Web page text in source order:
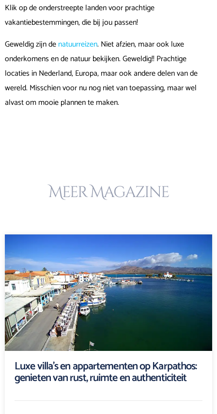
Klik op de onderstreepte landen voor prachtige
vakantiebestemmingen, die bij jou passen!
Geweldig zijn denatuurreizen. Niet afzien, maar ook luxe
onderkomens en de natuur bekijken. Geweldig!! Prachtige
locaties in Nederland, Europa, maar ook andere delen van de
wereld. Misschien voor nu nog niet van toepassing, maar wel
alvast om mooie plannen te maken.
Meer Magazine
Luxe villa’s en appartementen op Karpathos:
genieten van rust, ruimte en authenticiteit